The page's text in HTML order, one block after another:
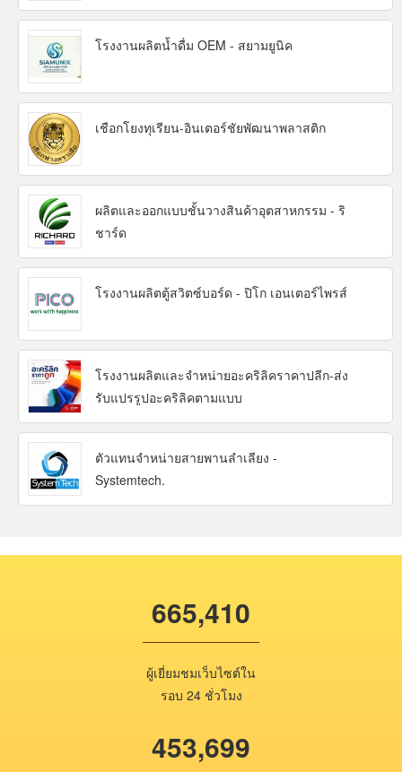
โรงงานผลิตน้ำดื่ม OEM - สยามยูนิค
เชือกโยงทุเรียน-อินเตอร์ชัยพัฒนาพลาสติก
ผลิตและออกแบบชั้นวางสินค้าอุตสาหกรรม - ริ
ชาร์ด
โรงงานผลิตตู้สวิตซ์บอร์ด - ปิโก เอนเตอร์ไพรส์
โรงงานผลิตและจำหน่ายอะคริลิคราคาปลีก-ส่ง
รับแปรรูปอะคริลิคตามแบบ
ตัวแทนจำหน่ายสายพานลำเลียง -
Systemtech.
665,410
ผู้เยี่ยมชมเว็บไซต์ใน
รอบ 24 ชั่วโมง
453,699